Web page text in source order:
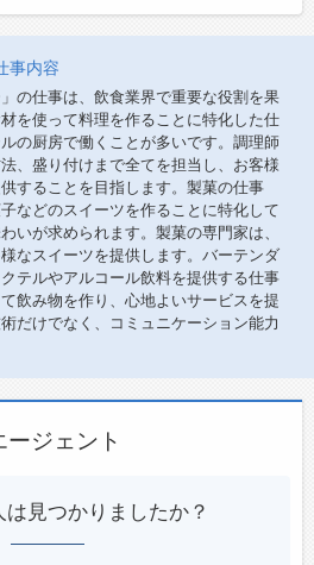
事内容
の仕事は、飲食業界で重要な役割を果
を使って料理を作ることに特化した仕
の厨房で働くことが多いです。調理師
、盛り付けまで全てを担当し、お客様
することを目指します。製菓の仕事
などのスイーツを作ることに特化して
いが求められます。製菓の専門家は、
なスイーツを提供します。バーテンダ
テルやアルコール飲料を提供する仕事
飲み物を作り、心地よいサービスを提
だけでなく、コミュニケーション能力
ジェント
見つかりましたか？